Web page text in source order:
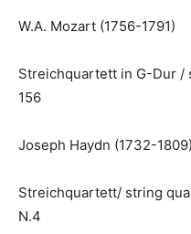
W.A. Mozart (1756-1791)
Streichquartett in G-Dur /
156
Joseph Haydn (1732-1809)
Streichquartett/ string
N.4